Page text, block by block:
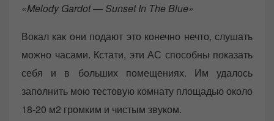
«Melody Gardot — Sunset In The Blue»
Вокал как они подают это конечно нечто, слушать
можно часами. Кстати, эти АС способны показать
себя и в больших помещениях. Им удалось
заполнить мою тестовую комнату площадью около
18-20 м2 громким и чистым звуком.